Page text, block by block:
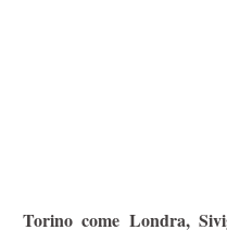
Torino come Londra,